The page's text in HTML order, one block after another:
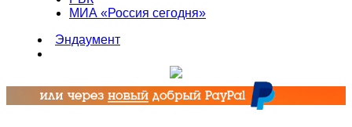
МИА «Россия сегодня»
Эндаумент